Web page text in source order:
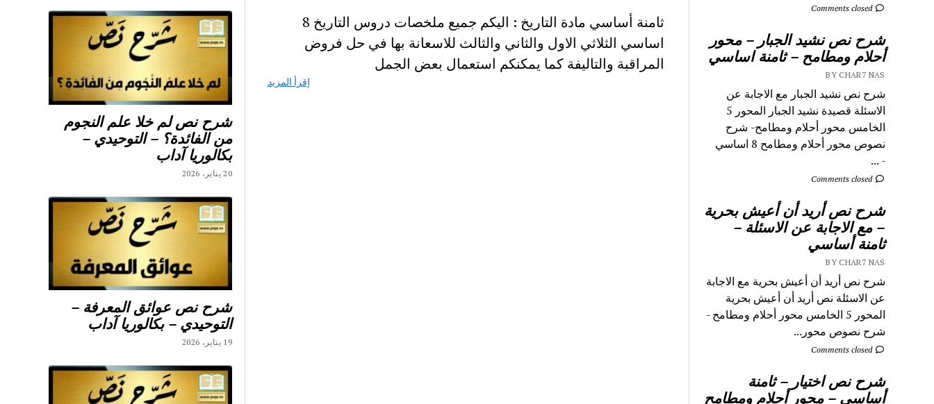
Comments closed
شرح نص نشيد الجبار – محور
أحلام ومطامح – ثامنة اساسي
BY CHAR7 NAS
شرح نص نشيد الجبار مع الاجابة عن
الاسئلة قصيدة نشيد الجبار المحور 5
الخامس محور أحلام ومطامح- شرح
نصوص محور أحلام ومطامح 8 اساسي
- ...
Comments closed
شرح نص أريد أن أعيش بحرية
– مع الاجابة عن الاسئلة –
ثامنة أساسي
BY CHAR7 NAS
شرح نص أريد أن أعيش بحرية مع الاجابة
عن الاسئلة نص أريد أن أعيش بحرية
المحور 5 الخامس محور أحلام ومطامح -
شرح نصوص محور...
Comments closed
شرح نص اختيار – ثامنة
أساسي – محور أحلام ومطامح
ثامنة أساسي مادة التاريخ : اليكم جميع ملخصات دروس التاريخ 8
اساسي الثلاثي الاول والثاني والثالث للاسعانة بها في حل فروض
المراقبة والتاليفة كما يمكنكم استعمال بعض الجمل
إقرأ المزيد
شرح نص لم خلا علم النجوم
من الفائدة؟ – التوحيدي –
بكالوريا آداب
20 يناير، 2026
شرح نص عوائق المعرفة –
التوحيدي – بكالوريا آداب
19 يناير، 2026